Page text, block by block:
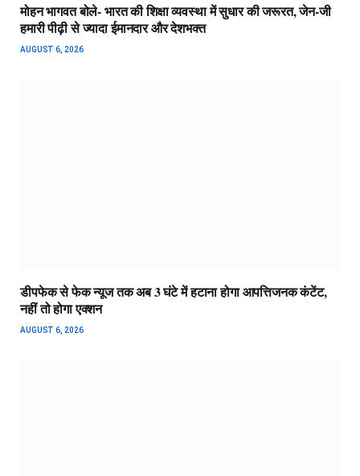
मोहन भागवत बोले- भारत की शिक्षा व्यवस्था में सुधार की जरूरत, जेन-जी
हमारी पीढ़ी से ज्यादा ईमानदार और देशभक्त
AUGUST 6, 2026
डीपफेक से फेक न्यूज तक अब 3 घंटे में हटाना होगा आपत्तिजनक कंटेंट,
नहीं तो होगा एक्शन
AUGUST 6, 2026